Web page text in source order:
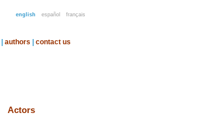
english español français
authors contact us
Actors